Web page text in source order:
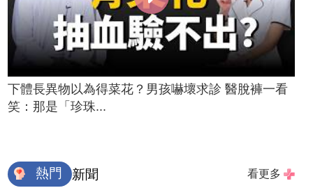
下體長異物以為得菜花？男孩嚇壞求診 醫脫褲一看
笑：那是「珍珠...
熱門 新聞 看更多